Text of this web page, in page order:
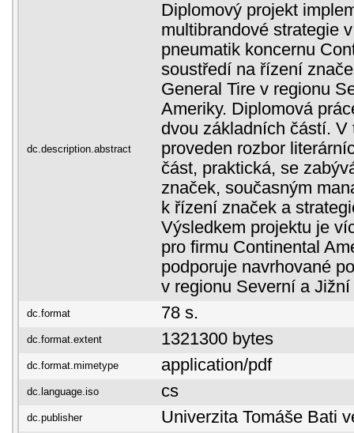
dc.description.abstract
Diplomový projekt
multibrandové strategie
pneumatik koncernu
soustředí na řízení
General Tire v regionu
Ameriky. Diplomová
dvou základních částí. V
proveden rozbor
část, praktická, se
značek, současným
k řízení značek a
Výsledkem projektu je
pro firmu Continental
podporuje navrhované
v regionu Severní a Jižní
dc.format 78 s.
dc.format.extent 1321300 bytes
dc.format.mimetype application/pdf
dc.language.iso cs
dc.publisher Univerzita Tomáše Bati